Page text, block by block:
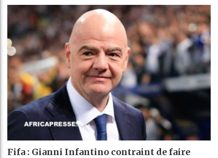
Fifa : Gianni Infantino contraint de faire